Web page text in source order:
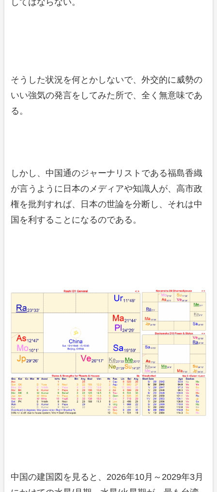
してはならない。
そうした状況を何とかしないで、外交的に威勢の
いい強気の発言をしてみた所で、全く無意味であ
る。
しかし、中国通のジャーナリストである福島香織
が言うように日本のメディアや知識人が、高市政
権を批判すれば、日本の世論を分断し、それは中
国を利することになるのである。
中国の建国図を見ると、2026年10月～2029年3月